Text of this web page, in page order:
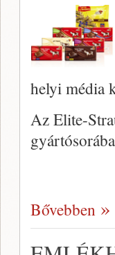
helyi média
Az Elite-
Bővebben